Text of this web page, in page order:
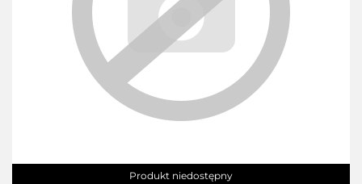
Produkt niedostępny